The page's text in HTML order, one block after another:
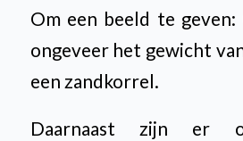
Om een beeld te geven:
ongeveer het gewicht
een zandkorrel.
Daarnaast zijn er